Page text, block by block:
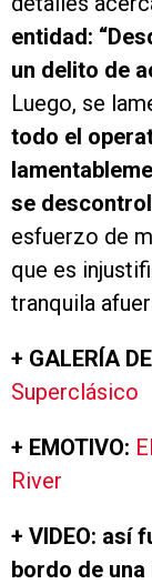
entidad:
un delito de
Luego, se
todo el
se
esfuerzo de
que es
tranquila
+ GALERÍA
Superclásico
+ EMOTIVO:
River
+ VIDEO: así
bordo de una